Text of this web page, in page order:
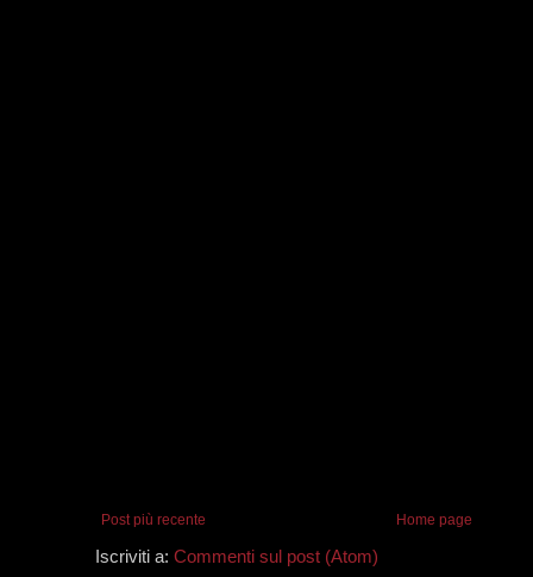
Post più recente Home page
Iscriviti a: Commenti sul post (Atom)